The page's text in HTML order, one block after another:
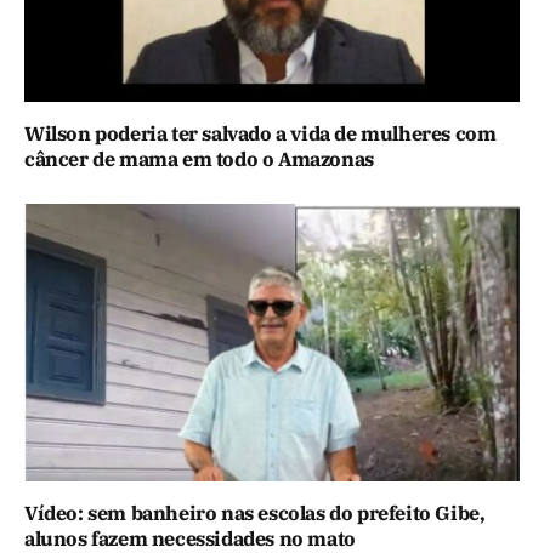
Wilson poderia ter salvado a vida de mulheres com
câncer de mama em todo o Amazonas
Vídeo: sem banheiro nas escolas do prefeito Gibe,
alunos fazem necessidades no mato